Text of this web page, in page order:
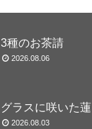
3種のお茶請
2026.08.06
グラスに咲いた蓮
2026.08.03